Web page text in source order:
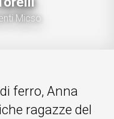
Micso
ferro, Anna
ragazze del